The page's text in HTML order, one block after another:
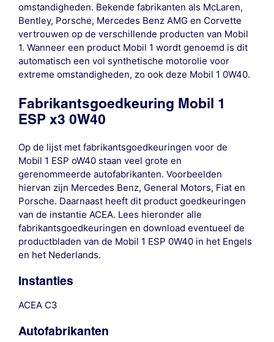
omstandigheden. Bekende fabrikanten als McLaren,
Bentley, Porsche, Mercedes Benz AMG en Corvette
vertrouwen op de verschillende producten van Mobil
1. Wanneer een product Mobil 1 wordt genoemd is dit
automatisch een vol synthetische motorolie voor
extreme omstandigheden, zo ook deze Mobil 1 0W40.
Fabrikantsgoedkeuring Mobil 1
ESP x3 0W40
Op de lijst met fabrikantsgoedkeuringen voor de
Mobil 1 ESP oW40 staan veel grote en
gerenommeerde autofabrikanten. Voorbeelden
hiervan zijn Mercedes Benz, General Motors, Fiat en
Porsche. Daarnaast heeft dit product goedkeuringen
van de instantie ACEA. Lees hieronder alle
fabrikantsgoedkeuringen en download eventueel de
productbladen van de Mobil 1 ESP 0W40 in het Engels
en het Nederlands.
Instanties
ACEA C3
Autofabrikanten